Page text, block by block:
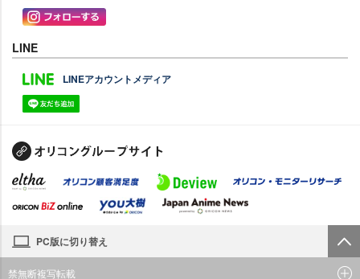
LINE
LINEアカウントメディア
PC版に切り替え
禁無断複写転載